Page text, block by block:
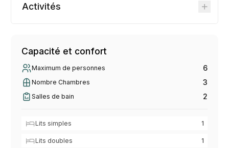
Activités
Capacité et confort
Maximum de personnes 6
Nombre Chambres 3
Salles de bain 2
Lits simples 1
Lits doubles 1